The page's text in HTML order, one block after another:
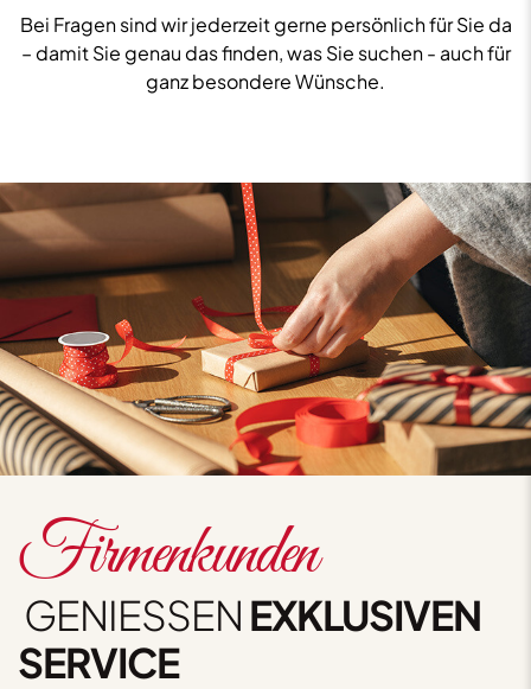
Bei Fragen sind wir jederzeit gerne persönlich für Sie da
– damit Sie genau das finden, was Sie suchen - auch für
ganz besondere Wünsche.
Firmenkunden
GENIESSEN EXKLUSIVEN
SERVICE